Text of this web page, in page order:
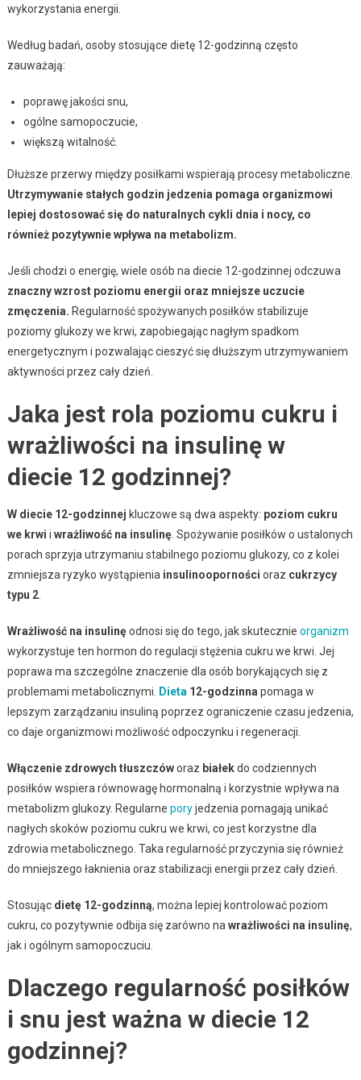
wykorzystania energii.
Według badań, osoby stosujące dietę 12-godzinną często
zauważają:
poprawę jakości snu,
ogólne samopoczucie,
większą witalność.
Dłuższe przerwy między posiłkami wspierają procesy metaboliczne.
Utrzymywanie stałych godzin jedzenia pomaga organizmowi
lepiej dostosować się do naturalnych cykli dnia i nocy, co
również pozytywnie wpływa na metabolizm.
Jeśli chodzi o energię, wiele osób na diecie 12-godzinnej odczuwa
znaczny wzrost poziomu energii oraz mniejsze uczucie
zmęczenia. Regularność spożywanych posiłków stabilizuje
poziomy glukozy we krwi, zapobiegając nagłym spadkom
energetycznym i pozwalając cieszyć się dłuższym utrzymywaniem
aktywności przez cały dzień.
Jaka jest rola poziomu cukru i
wrażliwości na insulinę w
diecie 12 godzinnej?
W diecie 12-godzinnej kluczowe są dwa aspekty: poziom cukru
we krwi i wrażliwość na insulinę. Spożywanie posiłków o ustalonych
porach sprzyja utrzymaniu stabilnego poziomu glukozy, co z kolei
zmniejsza ryzyko wystąpienia insulinooporności oraz cukrzycy
typu 2.
Wrażliwość na insulinęodnosi się do tego, jak skutecznie organizm
wykorzystuje ten hormon do regulacji stężenia cukru we krwi. Jej
poprawa ma szczególne znaczenie dla osób borykających się z
problemami metabolicznymi.
Dieta 12-godzinna pomaga w
lepszym zarządzaniu insuliną poprzez ograniczenie czasu jedzenia,
co daje organizmowi możliwość odpoczynku i regeneracji.
Włączenie zdrowych tłuszczóworaz białekdo codziennych
posiłków wspiera równowagę hormonalną i korzystnie wpływa na
metabolizm glukozy. Regularne poryjedzenia pomagają unikać
nagłych skoków poziomu cukru we krwi, co jest korzystne dla
zdrowia metabolicznego. Taka regularność przyczynia się również
do mniejszego łaknienia oraz stabilizacji energii przez cały dzień.
Stosując dietę 12-godzinną, można lepiej kontrolować poziom
cukru, co pozytywnie odbija się zarówno na wrażliwości na insulinę,
jak i ogólnym samopoczuciu.
Dlaczego regularność posiłków
i snu jest ważna w diecie 12
godzinnej?